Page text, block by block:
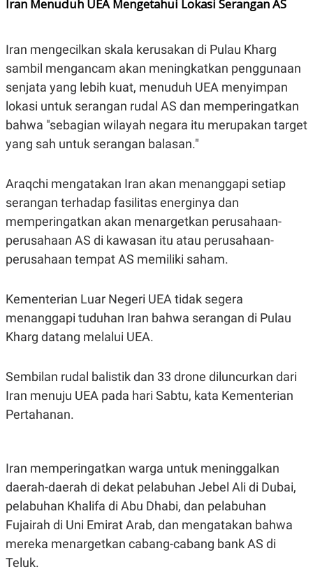
Iran Menuduh UEA Mengetahui Lokasi Serangan AS
Iran mengecilkan skala kerusakan di Pulau Kharg
sambil mengancam akan meningkatkan penggunaan
senjata yang lebih kuat, menuduh UEA menyimpan
lokasi untuk serangan rudal AS dan memperingatkan
bahwa "sebagian wilayah negara itu merupakan target
yang sah untuk serangan balasan."
Araqchi mengatakan Iran akan menanggapi setiap
serangan terhadap fasilitas energinya dan
memperingatkan akan menargetkan perusahaan-
perusahaan AS di kawasan itu atau perusahaan-
perusahaan tempat AS memiliki saham.
Kementerian Luar Negeri UEA tidak segera
menanggapi tuduhan Iran bahwa serangan di Pulau
Kharg datang melalui UEA.
Sembilan rudal balistik dan 33 drone diluncurkan dari
Iran menuju UEA pada hari Sabtu, kata Kementerian
Pertahanan.
Iran memperingatkan warga untuk meninggalkan
daerah-daerah di dekat pelabuhan Jebel Ali di Dubai,
pelabuhan Khalifa di Abu Dhabi, dan pelabuhan
Fujairah di Uni Emirat Arab, dan mengatakan bahwa
mereka menargetkan cabang-cabang bank AS di
Teluk.